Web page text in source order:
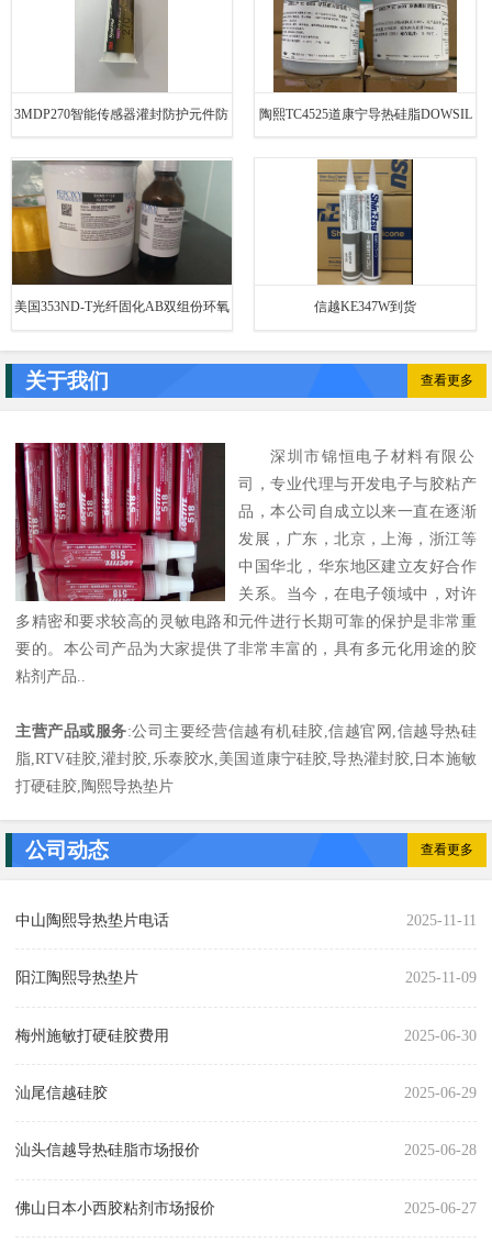
3MDP270智能传感器灌封防护元件防 陶熙TC4525道康宁导热硅脂DOWSIL
美国353ND-T光纤固化AB双组份环氧
树脂胶水加热光
信越KE347W到货
关于我们 查看更多
深圳市锦恒电子材料有限公
司，专业代理与开发电子与胶粘产
品，本公司自成立以来一直在逐渐
发展，广东，北京，上海，浙江等
中国华北，华东地区建立友好合作
关系。当今，在电子领域中，对许
多精密和要求较高的灵敏电路和元件进行长期可靠的保护是非常重
要的。本公司产品为大家提供了非常丰富的，具有多元化用途的胶
粘剂产品..
主营产品或服务:公司主要经营信越有机硅胶,信越官网,信越导热硅
脂,RTV硅胶,灌封胶,乐泰胶水,美国道康宁硅胶,导热灌封胶,日本施敏
打硬硅胶,陶熙导热垫片
公司动态 查看更多
2025-11-11
中山陶熙导热垫片电话
2025-11-09
阳江陶熙导热垫片
2025-06-30
梅州施敏打硬硅胶费用
2025-06-29
汕尾信越硅胶
2025-06-28
汕头信越导热硅脂市场报价
2025-06-27
佛山日本小西胶粘剂市场报价